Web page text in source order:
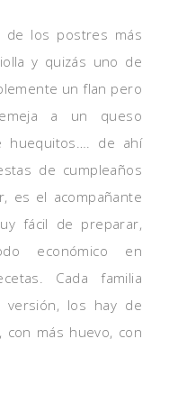
de los postres más
y quizás uno de
un flan pero
a un queso
huequitos…. de ahí
de cumpleaños
es el acompañante
fácil de preparar,
económico en
Cada familia
versión, los hay de
con más huevo, con